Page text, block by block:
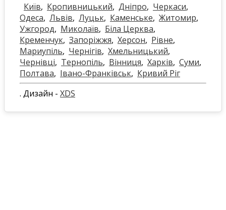
Київ, Кропивницький, Дніпро, Черкаси,
Одеса, Львів, Луцьк, Каменське, Житомир,
Ужгород, Миколаїв, Біла Церква,
Кременчук, Запоріжжя, Херсон, Рівне,
Мариупіль, Чернігів, Хмельницький,
Чернівці, Тернопіль, Вінниця, Харків, Суми,
Полтава, Івано-Франківськ, Кривий Ріг
. Дизайн - XDS